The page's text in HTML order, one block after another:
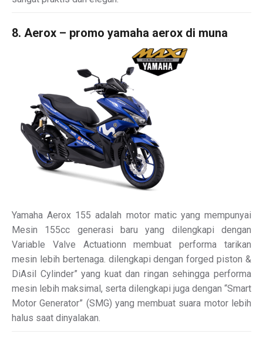
8. Aerox – promo yamaha aerox di muna
Yamaha Aerox 155 adalah motor matic yang mempunyai
Mesin 155cc generasi baru yang dilengkapi dengan
Variable Valve Actuationn membuat performa tarikan
mesin lebih bertenaga. dilengkapi dengan forged piston &
DiAsil Cylinder” yang kuat dan ringan sehingga performa
mesin lebih maksimal, serta dilengkapi juga dengan “Smart
Motor Generator” (SMG) yang membuat suara motor lebih
halus saat dinyalakan.